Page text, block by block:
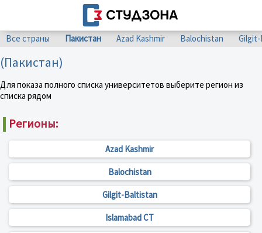
Все страны Пакистан Azad Kashmir Balochistan
(Пакистан)
Для показа полного списка университетов выберите регион из
списка рядом
Регионы:
Azad Kashmir
Balochistan
Gilgit-Baltistan
Islamabad CT